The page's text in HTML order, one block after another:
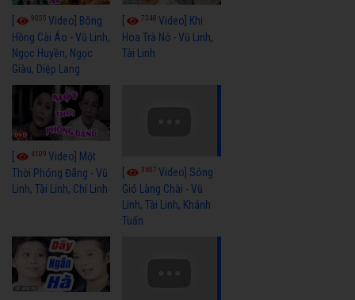
9055 Video] Bông
Hồng Cài Áo - Vũ Linh,
Ngọc Huyền, Ngọc
Giàu, Diệp Lang
7348Video] Khi
Hoa Trà Nở - Vũ Linh,
Tài Linh
4109 Video] Một
Thời Phóng Đãng - Vũ
Linh, Tài Linh, Chí Linh
3657Video] Sóng
Gió Làng Chài - Vũ
Linh, Tài Linh, Khánh
Tuấn